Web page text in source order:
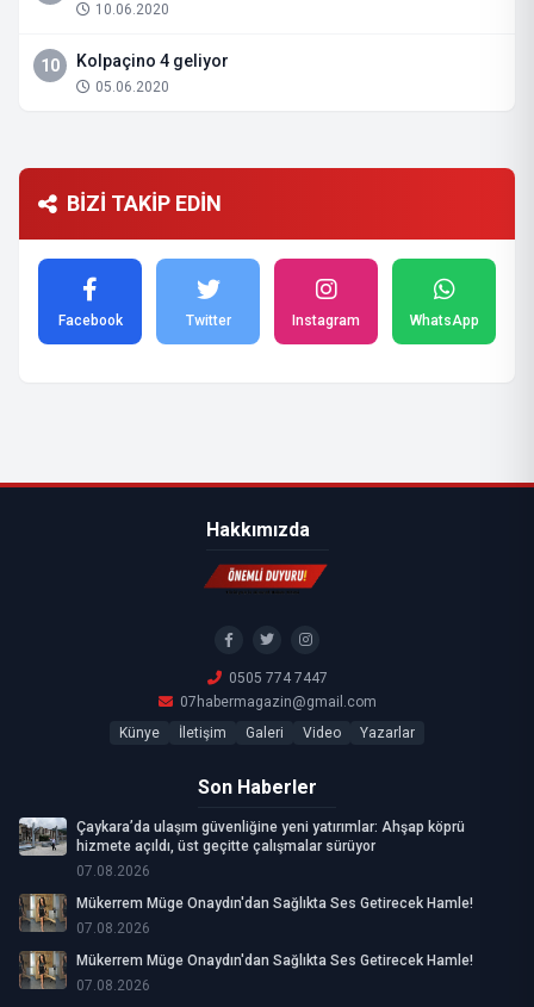
10.06.2020
10 Kolpaçino 4 geliyor
05.06.2020
BİZİ TAKİP EDİN
Facebook Twitter Instagram WhatsApp
Hakkımızda
0505 774 7447
07habermagazin@gmail.com
Künye
İletişim Galeri Video Yazarlar
Son Haberler
Çaykara’da ulaşım güvenliğine yeni yatırımlar: Ahşap köprü
hizmete açıldı, üst geçitte çalışmalar sürüyor
07.08.2026
Mükerrem Müge Onaydın'dan Sağlıkta Ses Getirecek Hamle!
07.08.2026
Mükerrem Müge Onaydın'dan Sağlıkta Ses Getirecek Hamle!
07.08.2026